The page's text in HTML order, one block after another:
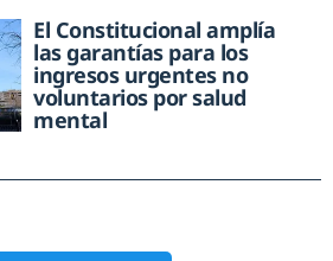
El Constitucional amplía
las garantías para los
ingresos urgentes no
voluntarios por salud
mental